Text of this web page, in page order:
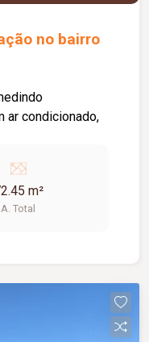
piscina
quadra
academia,
e ampla área
no bairro
ar condicionado,
m²
A. Total